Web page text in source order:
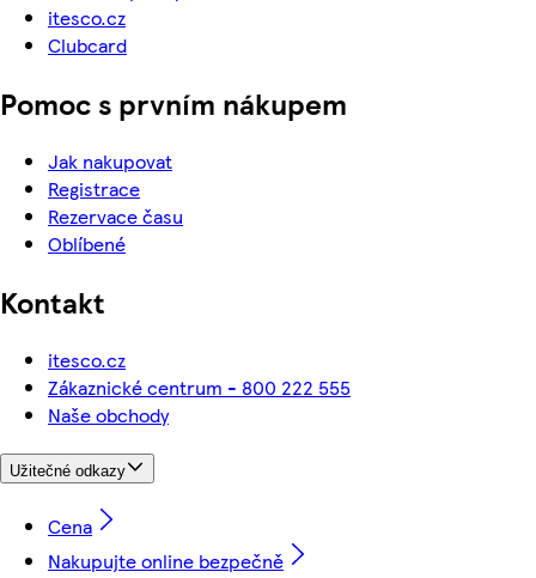
itesco.cz
Clubcard
Pomoc s prvním nákupem
Jak nakupovat
Registrace
Rezervace času
Oblíbené
Kontakt
itesco.cz
Zákaznické centrum - 800 222 555
Naše obchody
Užitečné odkazy
Cena
Nakupujte online bezpečně